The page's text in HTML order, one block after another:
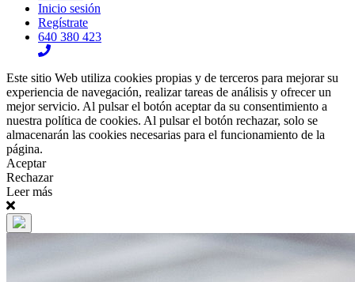
Inicio sesión
Regístrate
640 380 423
Este sitio Web utiliza cookies propias y de terceros para mejorar su
experiencia de navegación, realizar tareas de análisis y ofrecer un
mejor servicio. Al pulsar el botón aceptar da su consentimiento a
nuestra política de cookies. Al pulsar el botón rechazar, solo se
almacenarán las cookies necesarias para el funcionamiento de la
página.
Aceptar
Rechazar
Leer más